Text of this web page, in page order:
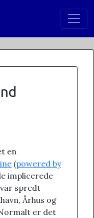
en
(powered by
implicerede
spredt
Århus og
er det